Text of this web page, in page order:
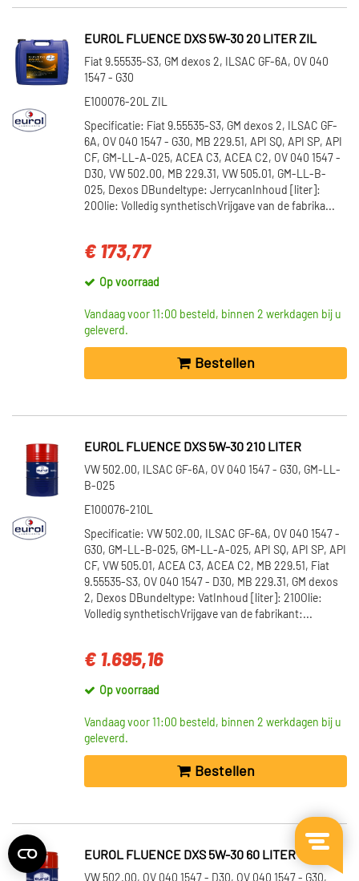
EUROL FLUENCE DXS 5W-30 20 LITER ZIL
Fiat 9.55535-S3, GM dexos 2, ILSAC GF-6A, OV 040
1547 - G30
E100076-20L ZIL
Specificatie: Fiat 9.55535-S3, GM dexos 2, ILSAC GF-
6A, OV 040 1547 - G30, MB 229.51, API SQ, API SP, API
CF, GM-LL-A-025, ACEA C3, ACEA C2, OV 040 1547 -
D30, VW 502.00, MB 229.31, VW 505.01, GM-LL-B-
025, Dexos DBundeltype: JerrycanInhoud [liter]:
20Olie: Volledig synthetischVrijgave van de fabrika...
€ 173,77
Op voorraad
Vandaag voor 11:00 besteld, binnen 2 werkdagen bij u
geleverd.
Bestellen
EUROL FLUENCE DXS 5W-30 210 LITER
VW 502.00, ILSAC GF-6A, OV 040 1547 - G30, GM-LL-
B-025
E100076-210L
Specificatie: VW 502.00, ILSAC GF-6A, OV 040 1547 -
G30, GM-LL-B-025, GM-LL-A-025, API SQ, API SP, API
CF, VW 505.01, ACEA C3, ACEA C2, MB 229.51, Fiat
9.55535-S3, OV 040 1547 - D30, MB 229.31, GM dexos
2, Dexos DBundeltype: VatInhoud [liter]: 210Olie:
Volledig synthetischVrijgave van de fabrikant:...
€ 1.695,16
Op voorraad
Vandaag voor 11:00 besteld, binnen 2 werkdagen bij u
geleverd.
Bestellen
EUROL FLUENCE DXS 5W-30 60 LITER
VW 502.00, OV 040 1547 - D30, OV 040 1547 - G30,